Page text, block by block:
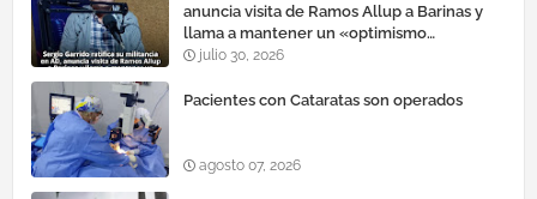
anuncia visita de Ramos Allup a Barinas y
llama a mantener un «optimismo
cauteloso»
julio 30, 2026
Pacientes con Cataratas son operados
agosto 07, 2026